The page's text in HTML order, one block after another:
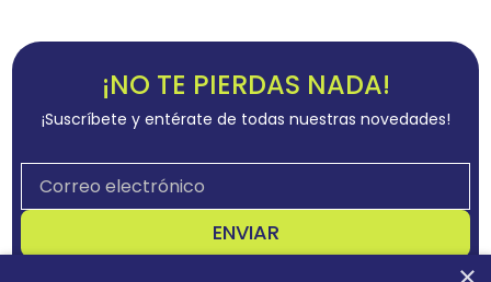
¡NO TE PIERDAS NADA!
¡Suscríbete y entérate de todas nuestras novedades!
ENVIAR